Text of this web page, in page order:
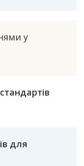
у
для